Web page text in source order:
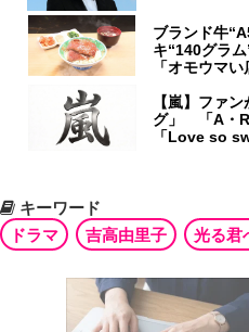
ブランド牛
キ“140グラ
「オモウマ
【嵐】ファ
グ」 「A・
「Love so
キーワード
ドラマ
吉高由里子 光る君